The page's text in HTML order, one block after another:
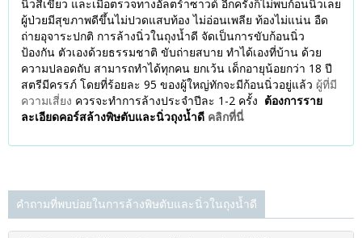
นิ่วสีเขียว และเมื่อตรวจทางอัลตร้าซาวด์ อีกครั้งก็ไม่พบก้อนนิ่วเลย
ผู้ป่วยมีสุขภาพดีขึ้นไม่ปวดแสบท้อง ไม่อ่อนเพลีย ท้องไม่แน่น อืด
ถ่ายอุจาระปกติ การล้างนิ่วในถุงน้ำดี จัดเป็นการขับก้อนนิ่ว
ป้องกัน ตัวเองด้วยธรรมชาติ ขับถ่ายสบาย ทำได้เองที่บ้าน ด้วย
ความปลอดถับ สามารถทำได้ทุกคน ยกเว้น เด็กอายุน้อยกว่า 18 ปี
สตรีมีครรภ์ โดยที่ร้อยละ 95 ของผู้ใหญ่ทักจะมีก้อนนิ่วอยู่แล้ว ผู้ที่มี
ความเสี่ยง ควรจะทำการล้างประจำปีละ 1-2 ครั้ง ต้องการราย
ละเอียดคอร์สล้างพิษตับและนิ่วถุงน้ำดี คลิกที่นี่
คำถามที่พบบ่อยในการล้างพิษตับและนิ่วในถุงน้ำดี